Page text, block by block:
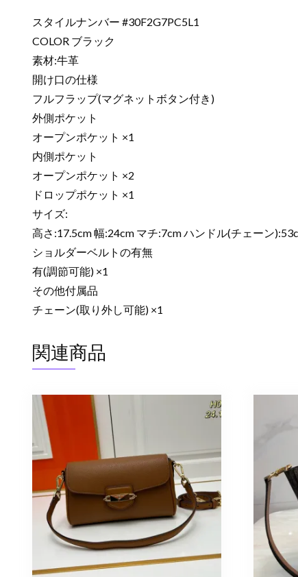
スタイルナンバー #30F2G7PC5L1
COLOR ブラック
素材:牛革
開け口の仕様
フルフラップ(マグネットボタン付き)
外側ポケット
オープンポケット ×1
内側ポケット
オープンポケット ×2
ドロップポケット ×1
サイズ:
高さ:17.5cm 幅:24cm マチ:7cm ハンドル(チェーン
ショルダーベルトの有無
有(調節可能) ×1
その他付属品
チェーン(取り外し可能) ×1
関連商品